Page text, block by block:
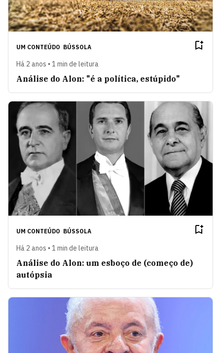
UM CONTEÚDO BÚSSOLA
Há 2 anos • 1 min de leitura
Análise do Alon: "é a política, estúpido"
UM CONTEÚDO BÚSSOLA
Há 2 anos • 1 min de leitura
Análise do Alon: um esboço de (começo de)
autópsia